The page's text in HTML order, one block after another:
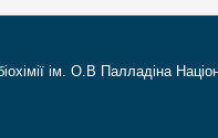
біохімії ім. О.В Палладіна